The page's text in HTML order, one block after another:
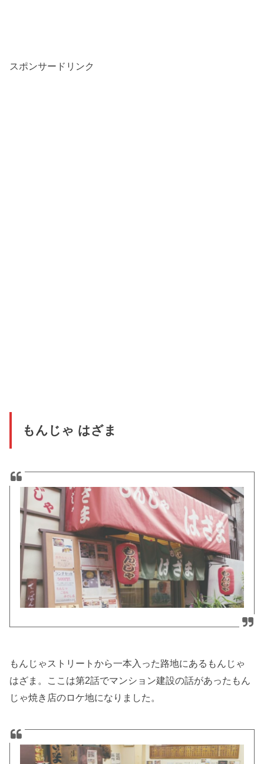
スポンサードリンク
もんじゃ はざま
もんじゃストリートから一本入った路地にあるもんじゃ
はざま。ここは第2話でマンション建設の話があったもん
じゃ焼き店のロケ地になりました。